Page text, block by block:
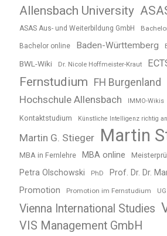
Allensbach University
ASAS Aus- und Weiterbildung GmbH
Bachelor online Baden-Württemberg
BWL-Wiki Dr. Nicole Hoffmeister-Kraut
Fernstudium
FH Burgenland
Hochschule Allensbach
IMMO-Wikis
Kontaktstudium Künstliche Intelligenz richtig
Martin G. Stieger Martin
MBA in Fernlehre MBA online
Petra Olschowski PhD Prof. Dr. Dr.
Promotion Promotion im Fernstudium UG
Vienna International Studies
VIS Management GmbH